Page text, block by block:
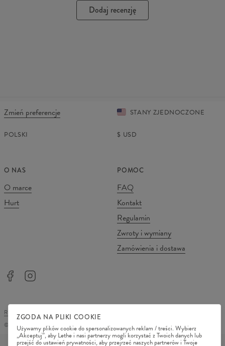
Dodaj recenzję
Zmień preferencje STANY ZJEDNOCZONE
POLSKI $ USD
O NAS
O marce
Hurt
POMOC
FAQ
Kontakt
Regulamin
Zwroty i wymiany
Zamówienia i dostawa
REGULAMIN SKLEPU
POLITYKA PRYWATNOŚCI
©
2026 Change Into Colours
ZGODA NA PLIKI COOKIE
Używamy plików cookie do spersonalizowanych reklam / treści. Wybierz
„Akceptuj”, aby Lethe i nasi partnerzy mogli korzystać z Twoich danych lub
przejść do ustawień prywatności, aby przejrzeć naszych partnerów i Twoje
METODY PŁATNOŚCI